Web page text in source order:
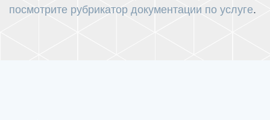
посмотрите рубрикатор документации по услуге.